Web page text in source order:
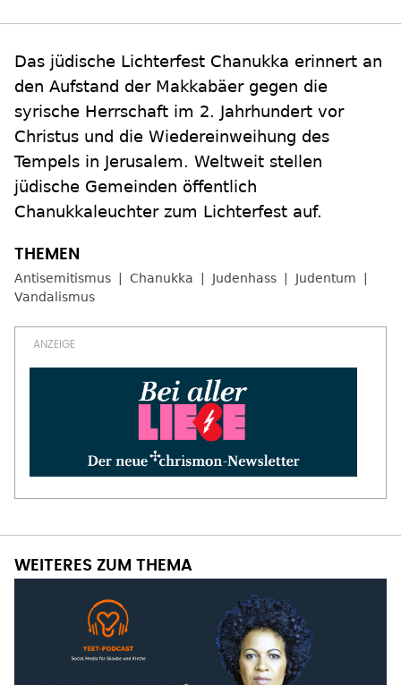
Das jüdische Lichterfest Chanukka erinnert an
den Aufstand der Makkabäer gegen die
syrische Herrschaft im 2. Jahrhundert vor
Christus und die Wiedereinweihung des
Tempels in Jerusalem. Weltweit stellen
jüdische Gemeinden öffentlich
Chanukkaleuchter zum Lichterfest auf.
Antisemitismus Chanukka Judenhass
Judentum
Vandalismus
WEITERES ZUM THEMA